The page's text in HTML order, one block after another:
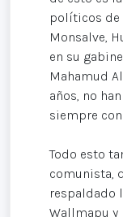
políticos de
Monsalve,
en su
Mahamud
años, no
siempre
Todo esto
comunista,
respaldado
Wallmapu